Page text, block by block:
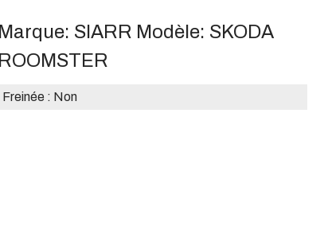
Marque: SIARR Modèle: SKODA
ROOMSTER
Freinée : Non